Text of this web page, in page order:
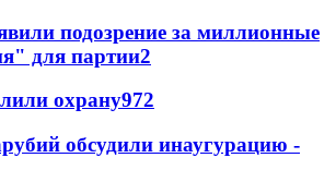
подозрение за миллионные
для партии2
охрану972
обсудили инаугурацию -